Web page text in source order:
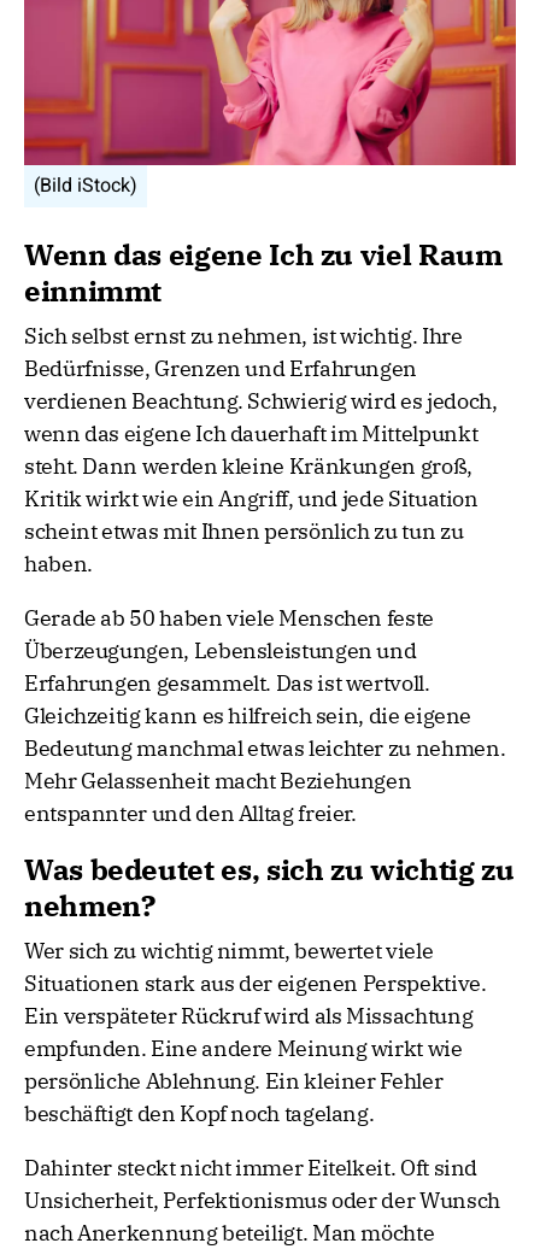
(Bild iStock)
Wenn das eigene Ich zu viel Raum
einnimmt
Sich selbst ernst zu nehmen, ist wichtig. Ihre
Bedürfnisse, Grenzen und Erfahrungen
verdienen Beachtung. Schwierig wird es jedoch,
wenn das eigene Ich dauerhaft im Mittelpunkt
steht. Dann werden kleine Kränkungen groß,
Kritik wirkt wie ein Angriff, und jede Situation
scheint etwas mit Ihnen persönlich zu tun zu
haben.
Gerade ab 50 haben viele Menschen feste
Überzeugungen, Lebensleistungen und
Erfahrungen gesammelt. Das ist wertvoll.
Gleichzeitig kann es hilfreich sein, die eigene
Bedeutung manchmal etwas leichter zu nehmen.
Mehr Gelassenheit macht Beziehungen
entspannter und den Alltag freier.
Was bedeutet es, sich zu wichtig zu
nehmen?
Wer sich zu wichtig nimmt, bewertet viele
Situationen stark aus der eigenen Perspektive.
Ein verspäteter Rückruf wird als Missachtung
empfunden. Eine andere Meinung wirkt wie
persönliche Ablehnung. Ein kleiner Fehler
beschäftigt den Kopf noch tagelang.
Dahinter steckt nicht immer Eitelkeit. Oft sind
Unsicherheit, Perfektionismus oder der Wunsch
nach Anerkennung beteiligt. Man möchte